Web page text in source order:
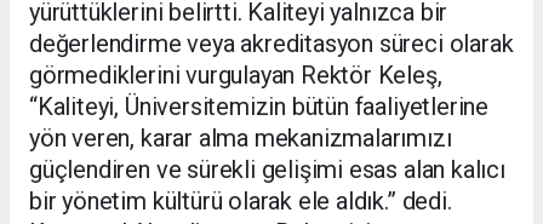
yürüttüklerini belirtti. Kaliteyi yalnızca bir
değerlendirme veya akreditasyon süreci olarak
görmediklerini vurgulayan Rektör Keleş,
“Kaliteyi, Üniversitemizin bütün faaliyetlerine
yön veren, karar alma mekanizmalarımızı
güçlendiren ve sürekli gelişimi esas alan kalıcı
bir yönetim kültürü olarak ele aldık.” dedi.